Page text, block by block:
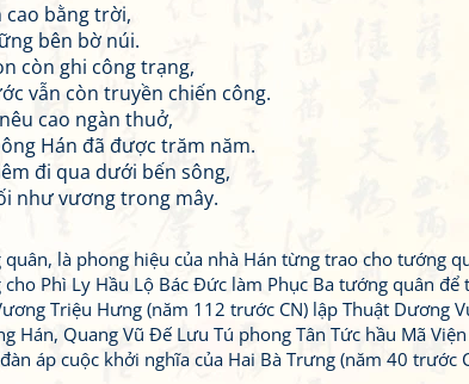
cao bằng trời,
bên bờ núi.
còn ghi công trạng,
vẫn còn truyền chiến công.
cao ngàn thuở,
Hán đã được trăm năm.
đi qua dưới bến sông,
như vương trong mây.
quân, là phong hiệu của nhà Hán từng trao cho tướng
Phì Ly Hầu Lộ Bác Đức làm Phục Ba tướng quân
Triệu Hưng (năm 112 trước CN) lập Thuật Dương
Hán, Quang Vũ Đế Lưu Tú phong Tân Tức hầu Mã
áp cuộc khởi nghĩa của Hai Bà Trưng (năm 40 trước